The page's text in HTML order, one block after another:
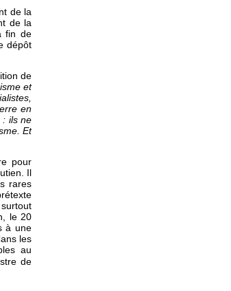
de la
de la
fin de
dépôt
de
et
en
: ils ne
Et
pour
Il
rares
le 20
à une
les
au
de